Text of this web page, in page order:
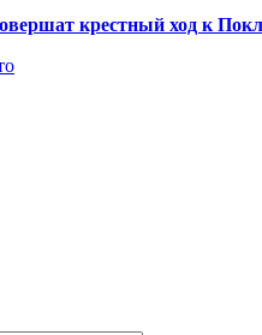
крестный ход к